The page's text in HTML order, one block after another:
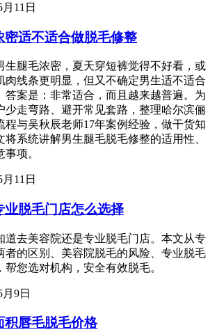
11日
密适不适合做脱毛修整
生腿毛浓密，夏天穿短裤觉得不好看，或
肉线条更明显，但又不确定男生适不适合
答案是：非常适合，而且越来越普遍。为
少走弯路、避开常见套路，整理哈尔滨俪
程与吴秋辰老师17年案例经验，做干货知
将系统讲解男生腿毛脱毛修整的适用性、
项。
11日
业脱毛门店怎么选择
道去美容院还是专业脱毛门店。本文从专
者的区别、美容院脱毛的风险、专业脱毛
帮您选对机构，安全有效脱毛。
9日
积唇毛脱毛价格